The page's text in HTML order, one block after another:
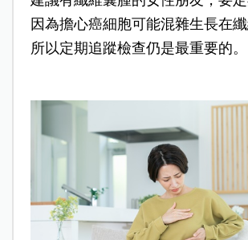
因為擔心癌細胞可能混雜生長在
所以定期追蹤檢查仍是最重要的。